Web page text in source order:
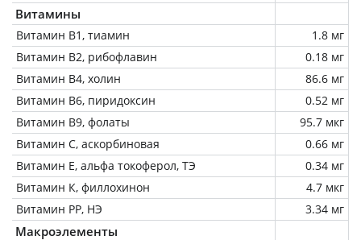
Витамины
Витамин В1, тиамин
1.8 мг
Витамин В2, рибофлавин
0.18 мг
Витамин В4, холин
86.6 мг
Витамин В6, пиридоксин
0.52 мг
Витамин В9, фолаты
95.7 мкг
Витамин C, аскорбиновая
0.66 мг
Витамин Е, альфа токоферол, ТЭ
0.34 мг
Витамин К, филлохинон
4.7 мкг
Витамин РР, НЭ
3.34 мг
Макроэлементы